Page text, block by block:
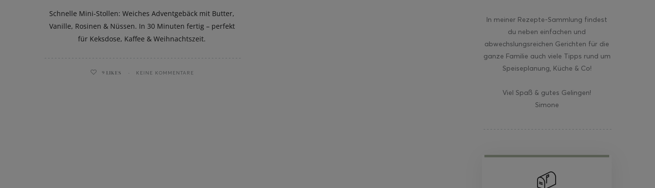
Schnelle Mini-Stollen: Weiches Adventgebäck mit Butter,
Vanille, Rosinen & Nüssen. In 30 Minuten fertig – perfekt
für Keksdose, Kaffee & Weihnachtszeit.
9 LIKES KEINE KOMMENTARE
In meiner Rezepte-Sammlung findest
du neben einfachen und
abwechslungsreichen Gerichten für die
ganze Familie auch viele Tipps rund um
Speiseplanung, Küche & Co!
Viel Spaß & gutes Gelingen!
Simone